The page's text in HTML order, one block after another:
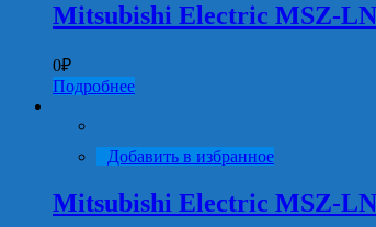
Mitsubishi Electric MSZ-
0₽
Подробнее
Добавить в избранное
Mitsubishi Electric MSZ-